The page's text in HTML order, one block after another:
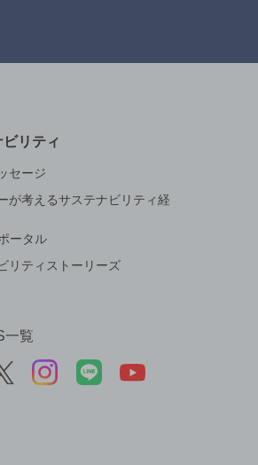
リティ
セージ
が考えるサステナビリティ経
ータル
リティストーリーズ
一覧